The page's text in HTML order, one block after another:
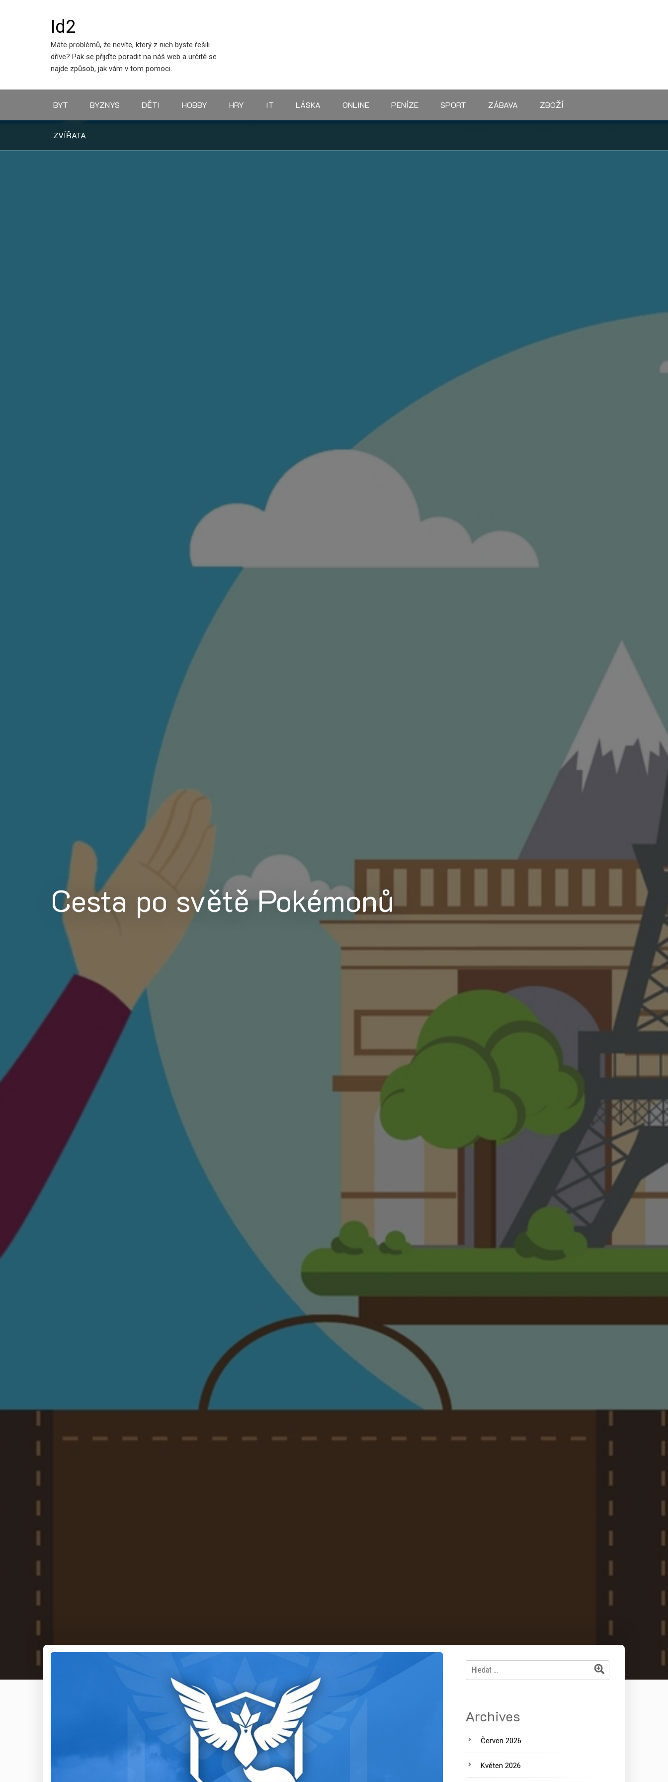
Id2
Máte problémů, že nevíte, který z nich byste řešili
dříve? Pak se přijďte poradit na náš web a určitě se
najde způsob, jak vám v tom pomoci.
BYT BYZNYS DĚTI HOBBY HRY IT LÁSKA ONLINE PENÍZE SPORT ZÁBAVA ZBOŽÍ
ZVÍŘATA
Cesta po světě Pokémonů
Vyhledávání
Archives
Červen 2026
Květen 2026